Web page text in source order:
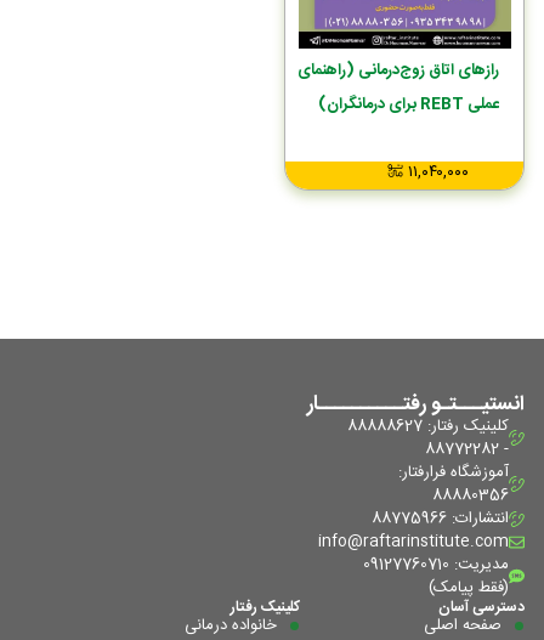
رازهای اتاق زوج‌درمانی (راهنمای
عملی REBT برای درمانگران)
۱۱,۰۴۰,۰۰۰
انستیـــتـو رفتــــــــــار
کلینیک رفتار: 88888627
- 88772282
آموزشگاه فرا‌رفتار:
88880356
انتشارات: 88775966
info@raftarinstitute.com
مدیریت: 09127760710
(فقط پیامک)
دسترسی آسان
صفحه اصلی
کلینیک رفتار
خانواده درمانی